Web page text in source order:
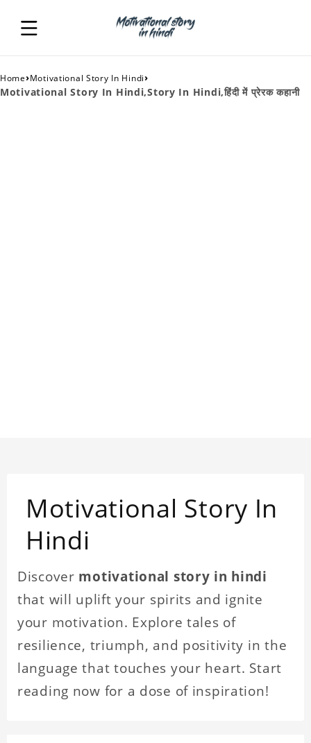
Home›Motivational Story In Hindi›
Motivational Story In Hindi,Story In Hindi,हिंदी में प्रेरक कहानी
Motivational Story In
Hindi
Discover motivational story in hindi
that will uplift your spirits and ignite
your motivation. Explore tales of
resilience, triumph, and positivity in the
language that touches your heart. Start
reading now for a dose of inspiration!